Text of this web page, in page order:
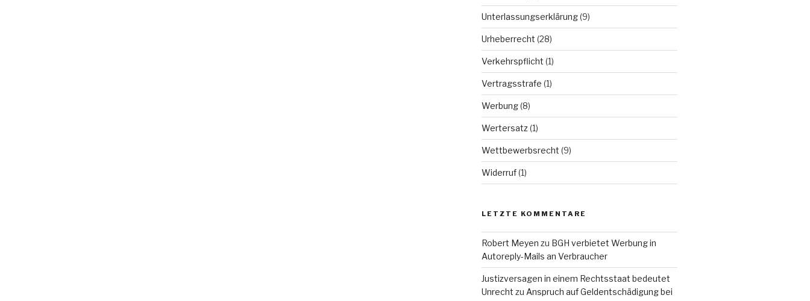
Unterlassungserklärung(9)
Urheberrecht (28)
Verkehrspflicht (1)
Vertragsstrafe (1)
Werbung(8)
Wertersatz(1)
Wettbewerbsrecht (9)
Widerruf(1)
LETZTE KOMMENTARE
Robert Meyen zu BGH verbietet Werbung in
Autoreply-Mails an Verbraucher
Justizversagen in einem Rechtsstaat bedeutet
Unrecht zu Anspruch auf Geldentschädigung bei